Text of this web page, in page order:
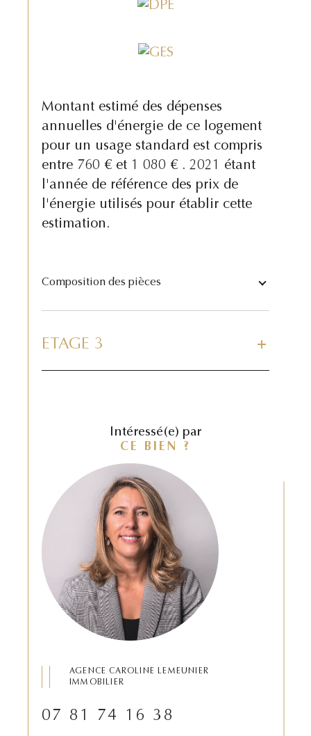
Montant estimé des dépenses
annuelles d'énergie de ce logement
pour un usage standard est compris
entre 760 € et 1 080 € . 2021 étant
l'année de référence des prix de
l'énergie utilisés pour établir cette
estimation.
Composition des pièces
ETAGE 3
Intéressé(e) par
CE BIEN ?
AGENCE CAROLINE LEMEUNIER
IMMOBILIER
07 81 74 16 38